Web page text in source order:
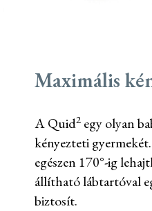
Maximális
A Quid2 egy olyan
kényezteti
egészen 170°-ig
állítható lábtartóval
biztosít.